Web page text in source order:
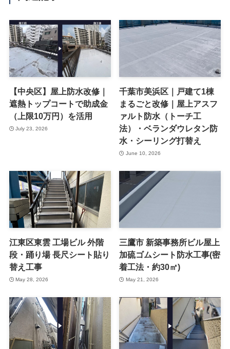
【中央区】屋上防水改修｜
遮熱トップコートで助成金
（上限10万円）を活用
July 23, 2026
千葉市美浜区｜戸建て1棟
まるごと改修｜屋上アスフ
ァルト防水（トーチ工
法）・ベランダウレタン防
水・シーリング打替え
June 10, 2026
江東区東雲 工場ビル 外階
段・踊り場 長尺シート貼り
替え工事
May 28, 2026
三鷹市 新築事務所ビル屋上
加硫ゴムシート防水工事(密
着工法・約30㎡)
May 21, 2026